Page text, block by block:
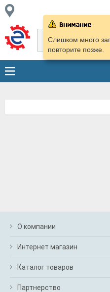
Слишком много
повторите позже.
О компании
Интернет магазин
Каталог товаров
Партнерство